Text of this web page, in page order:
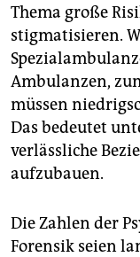
Thema große
stigmatisieren.
Ambulanzen,
müssen
Das bedeutet
verlässliche
aufzubauen.
Die Zahlen der
Forensik seien